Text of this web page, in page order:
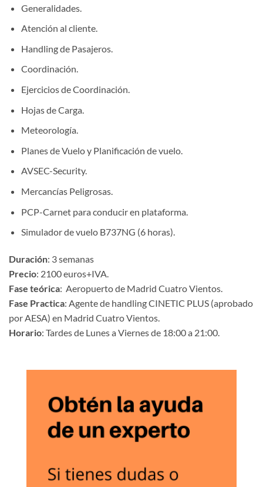
Generalidades.
Atención al cliente.
Handling de Pasajeros.
Coordinación.
Ejercicios de Coordinación.
Hojas de Carga.
Meteorología.
Planes de Vuelo y Planificación de vuelo.
AVSEC-Security.
Mercancías Peligrosas.
PCP-Carnet para conducir en plataforma.
Simulador de vuelo B737NG (6 horas).
Duración: 3 semanas
Precio: 2100 euros+IVA.
Fase teórica: Aeropuerto de Madrid Cuatro Vientos.
Fase Practica: Agente de handling CINETIC PLUS (aprobado
por AESA) en Madrid Cuatro Vientos.
Horario: Tardes de Lunes a Viernes de 18:00 a 21:00.